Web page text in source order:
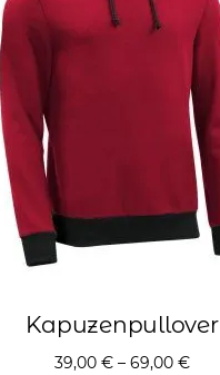
Kapuzenpullover
39,00€ –69,00€